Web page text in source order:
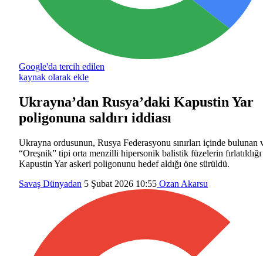
Google'da tercih edilen
kaynak olarak ekle
Ukrayna’dan Rusya’daki Kapustin Yar
poligonuna saldırı iddiası
Ukrayna ordusunun, Rusya Federasyonu sınırları içinde bulunan
“Oreşnik” tipi orta menzilli hipersonik balistik füzelerin fırlatıldığı
Kapustin Yar askeri poligonunu hedef aldığı öne sürüldü.
Savaş Dünyadan 5 Şubat 2026 10:55 Ozan Akarsu